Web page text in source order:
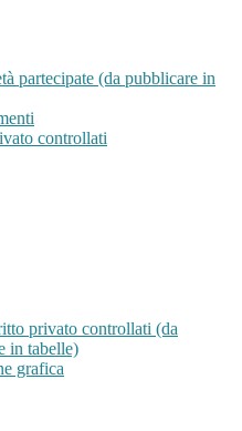
partecipate (da pubblicare in
controllati
privato controllati (da
in tabelle)
grafica